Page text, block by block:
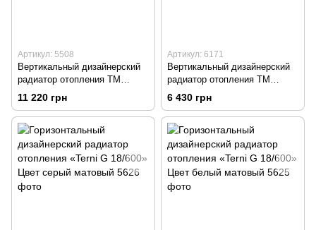
Артикул: 5508
Вертикальный дизайнерский
радиатор отопления ТМ
ARTTIDESIGN Rimini || 6/1800
чёрный матовый
11 220 грн
Артикул: 6171
Вертикальный дизайнерский
радиатор отопления TM
ARTTIDESIGN Livorno 5/1600
6 430 грн